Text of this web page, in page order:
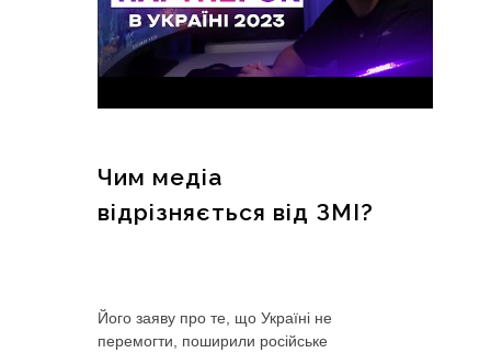
Чим медіа
відрізняється від ЗМІ?
Його заяву про те, що Україні не
перемогти, поширили російське